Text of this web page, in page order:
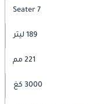
7 Seater
189 ليتر
221 مم
3000 كغ